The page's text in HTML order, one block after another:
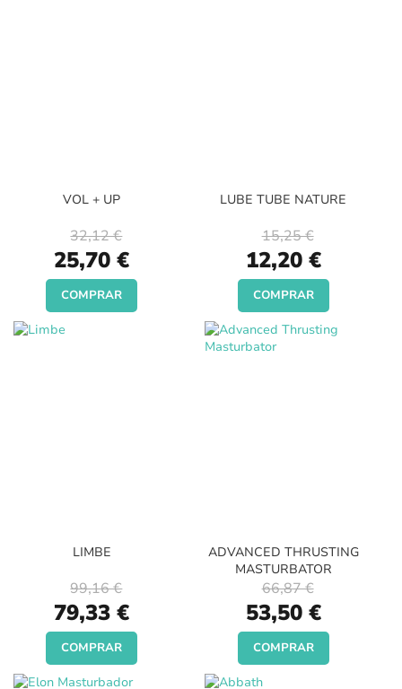
VOL + UP
Special
Price
25,70 €
32,12 €
COMPRAR
LUBE TUBE NATURE
Special
Price
12,20 €
15,25 €
COMPRAR
LIMBE
Special
Price
79,33 €
99,16 €
COMPRAR
ADVANCED THRUSTING
MASTURBATOR
Special
Price
53,50 €
66,87 €
COMPRAR